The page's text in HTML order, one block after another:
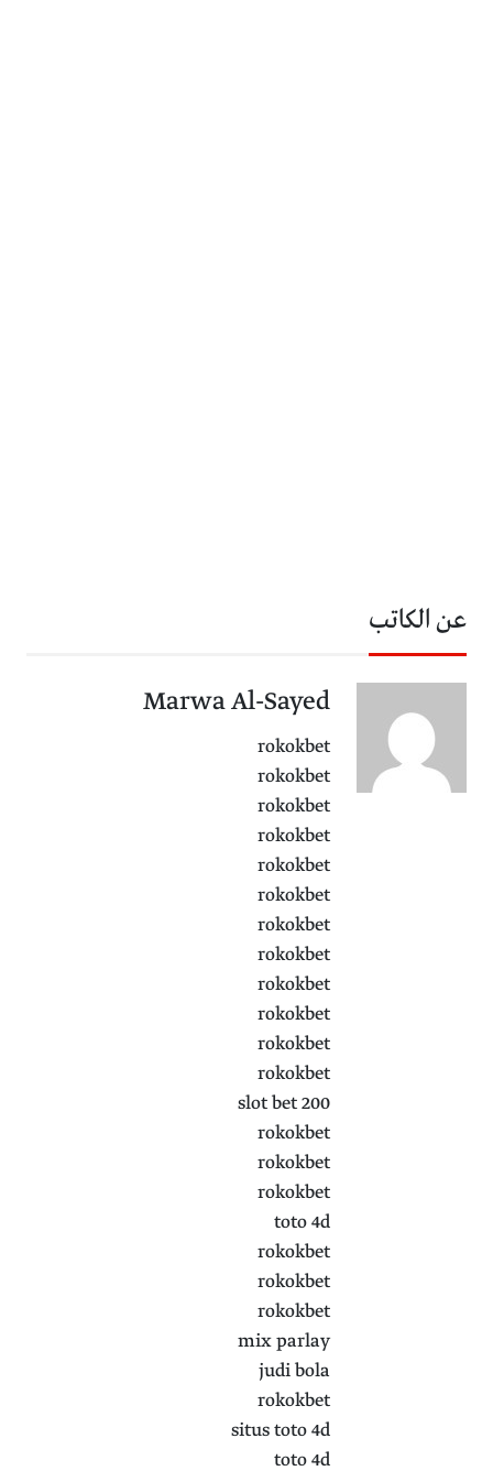
عن الكاتب
Marwa Al-Sayed
rokokbet
rokokbet
rokokbet
rokokbet
rokokbet
rokokbet
rokokbet
rokokbet
rokokbet
rokokbet
rokokbet
rokokbet
slot bet 200
rokokbet
rokokbet
rokokbet
toto 4d
rokokbet
rokokbet
rokokbet
mix parlay
judi bola
rokokbet
situs toto 4d
toto 4d